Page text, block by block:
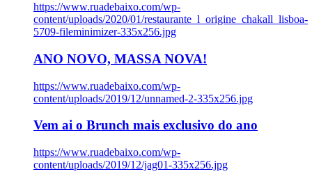
https://www.ruadebaixo.com/wp-
content/uploads/2020/01/restaurante_l_origine_chakall_lisboa-
5709-fileminimizer-335x256.jpg
ANO NOVO, MASSA NOVA!
https://www.ruadebaixo.com/wp-
content/uploads/2019/12/unnamed-2-335x256.jpg
Vem ai o Brunch mais exclusivo do ano
https://www.ruadebaixo.com/wp-
content/uploads/2019/12/jag01-335x256.jpg